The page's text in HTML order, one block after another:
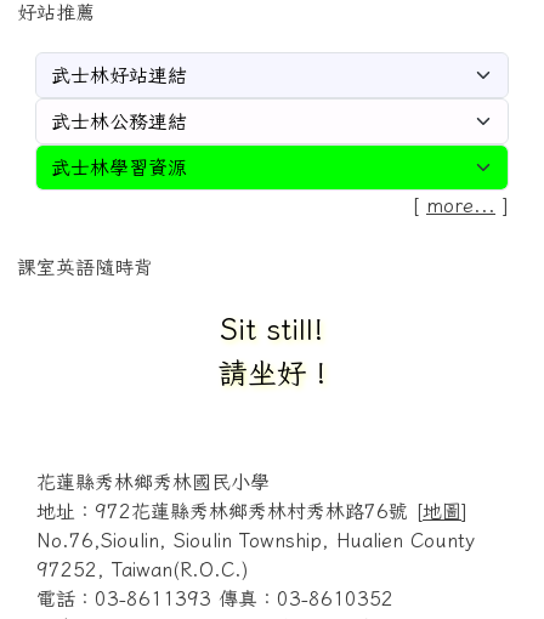
好站推薦
[ more... ]
課室英語隨時背
Sit still!
請坐好 !
花蓮縣秀林鄉秀林國民小學
地址：972花蓮縣秀林鄉秀林村秀林路76號 [地圖]
No.76,Sioulin, Sioulin Township, Hualien County
97252, Taiwan(R.O.C.)
電話：03-8611393 傳真：03-8610352